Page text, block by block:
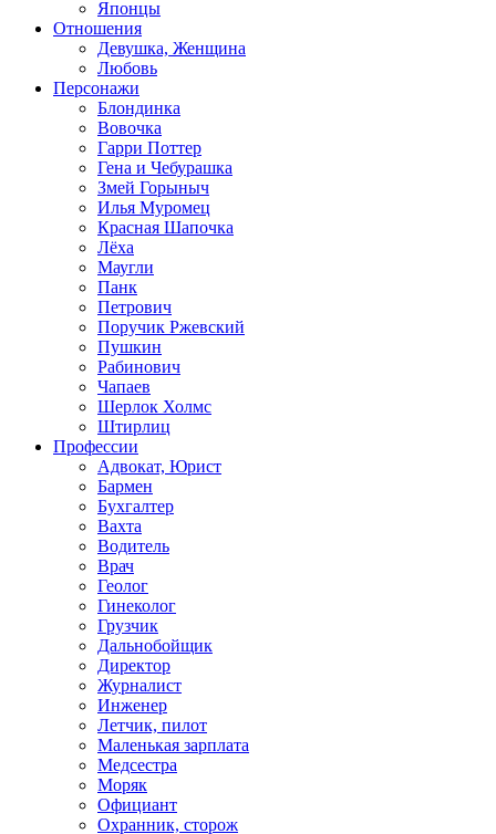
Японцы
Отношения
Девушка, Женщина
Любовь
Персонажи
Блондинка
Вовочка
Гарри Поттер
Гена и Чебурашка
Змей Горыныч
Илья Муромец
Красная Шапочка
Лёха
Маугли
Панк
Петрович
Поручик Ржевский
Пушкин
Рабинович
Чапаев
Шерлок Холмс
Штирлиц
Профессии
Адвокат, Юрист
Бармен
Бухгалтер
Вахта
Водитель
Врач
Геолог
Гинеколог
Грузчик
Дальнобойщик
Директор
Журналист
Инженер
Летчик, пилот
Маленькая зарплата
Медсестра
Моряк
Официант
Охранник, сторож